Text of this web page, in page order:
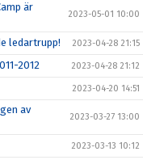
är
2023-05-01 10:00
ledartrupp! 2023-04-28 21:15
2012 2023-04-28 21:12
2023-04-20 14:51
av
2023-03-27 13:00
2023-03-13 10:12